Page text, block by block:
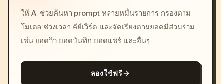
ให้ AI ช่วยค้นหา prompt หลายหมื่นรายการ กรองตาม
โมเดล ช่วงเวลา คีย์เวิร์ด และจัดเรียงตามยอดมีส่วนร่วม
เช่น ยอดวิว ยอดบันทึก ยอดแชร์ และอื่นๆ
ลองใช้ฟรี